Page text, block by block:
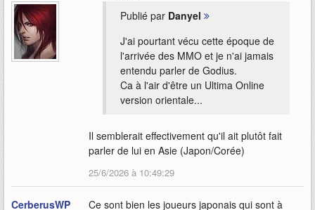
Publié par Danyel
J'ai pourtant vécu cette époque de
l'arrivée des MMO et je n'ai jamais
entendu parler de Godius.
Ca à l'air d'être un Ultima Online
version orientale...
Il semblerait effectivement qu'il ait plutôt fait
parler de lui en Asie (Japon/Corée)
25/6/2026 à 10:49:29
CerberusWP
Ce sont bien les joueurs japonais qui sont à